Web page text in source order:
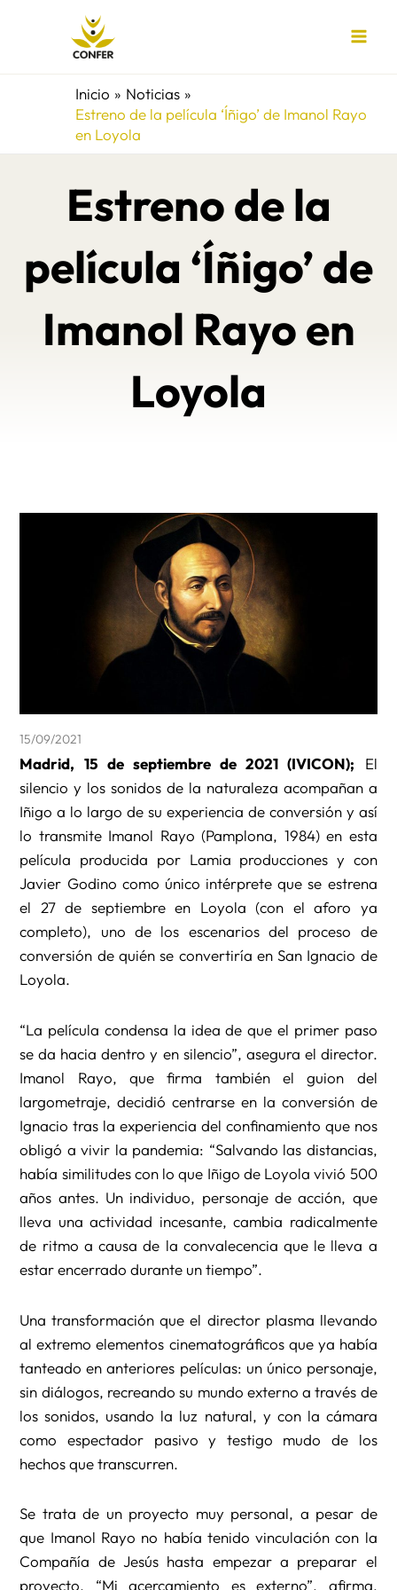
Inicio
Noticias
Estreno de la película ‘Íñigo’ de Imanol Rayo
en Loyola
Estreno de la
película ‘Íñigo’ de
Imanol Rayo en
Loyola
15/09/2021
Madrid, 15 de septiembre de 2021 (IVICON); El
silencio y los sonidos de la naturaleza acompañan a
Iñigo a lo largo de su experiencia de conversión y así
lo transmite Imanol Rayo (Pamplona, 1984) en esta
película producida por Lamia producciones y con
Javier Godino como único intérprete que se estrena
el 27 de septiembre en Loyola (con el aforo ya
completo), uno de los escenarios del proceso de
conversión de quién se convertiría en San Ignacio de
Loyola.
“La película condensa la idea de que el primer paso
se da hacia dentro y en silencio”, asegura el director.
Imanol Rayo, que firma también el guion del
largometraje, decidió centrarse en la conversión de
Ignacio tras la experiencia del confinamiento que nos
obligó a vivir la pandemia: “Salvando las distancias,
había similitudes con lo que Iñigo de Loyola vivió 500
años antes. Un individuo, personaje de acción, que
lleva una actividad incesante, cambia radicalmente
de ritmo a causa de la convalecencia que le lleva a
estar encerrado durante un tiempo”.
Una transformación que el director plasma llevando
al extremo elementos cinematográficos que ya había
tanteado en anteriores películas: un único personaje,
sin diálogos, recreando su mundo externo a través de
los sonidos, usando la luz natural, y con la cámara
como espectador pasivo y testigo mudo de los
hechos que transcurren.
Se trata de un proyecto muy personal, a pesar de
que Imanol Rayo no había tenido vinculación con la
Compañía de Jesús hasta empezar a preparar el
proyecto. “Mi acercamiento es externo”, afirma,